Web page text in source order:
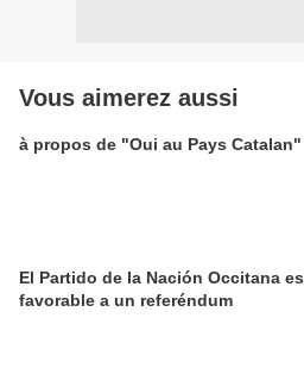
Vous aimerez aussi
à propos de "Oui au Pays Catalan"
El Partido de la Nación Occitana es
favorable a un referéndum